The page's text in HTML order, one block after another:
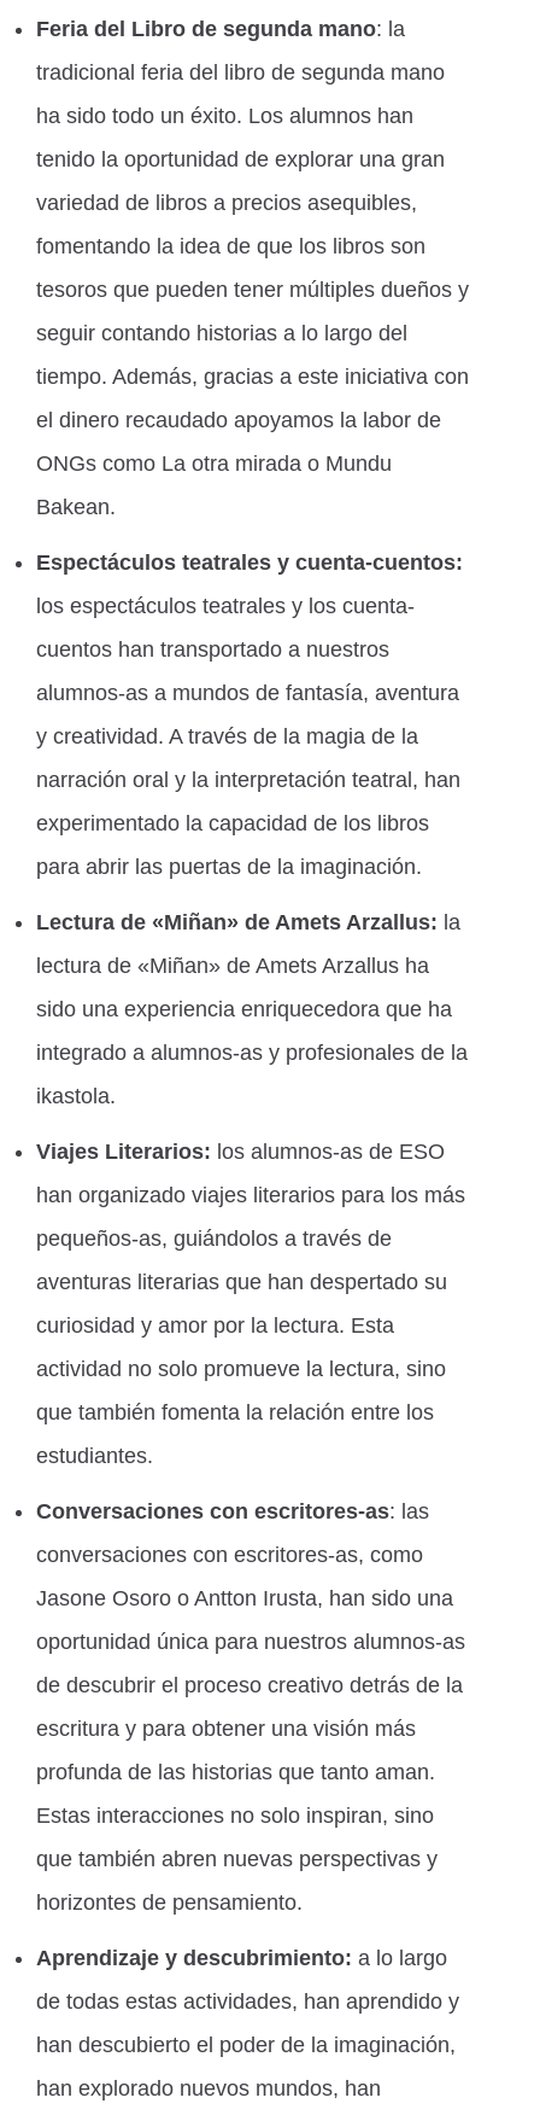
Feria del Libro de segunda mano: la
tradicional feria del libro de segunda mano
ha sido todo un éxito. Los alumnos han
tenido la oportunidad de explorar una gran
variedad de libros a precios asequibles,
fomentando la idea de que los libros son
tesoros que pueden tener múltiples dueños y
seguir contando historias a lo largo del
tiempo. Además, gracias a este iniciativa con
el dinero recaudado apoyamos la labor de
ONGs como La otra mirada o Mundu
Bakean.
Espectáculos teatrales y cuenta-cuentos:
los espectáculos teatrales y los cuenta-
cuentos han transportado a nuestros
alumnos-as a mundos de fantasía, aventura
y creatividad. A través de la magia de la
narración oral y la interpretación teatral, han
experimentado la capacidad de los libros
para abrir las puertas de la imaginación.
Lectura de «Miñan» de Amets Arzallus: la
lectura de «Miñan» de Amets Arzallus ha
sido una experiencia enriquecedora que ha
integrado a alumnos-as y profesionales de la
ikastola.
Viajes Literarios: los alumnos-as de ESO
han organizado viajes literarios para los más
pequeños-as, guiándolos a través de
aventuras literarias que han despertado su
curiosidad y amor por la lectura. Esta
actividad no solo promueve la lectura, sino
que también fomenta la relación entre los
estudiantes.
Conversaciones con escritores-as: las
conversaciones con escritores-as, como
Jasone Osoro o Antton Irusta, han sido una
oportunidad única para nuestros alumnos-as
de descubrir el proceso creativo detrás de la
escritura y para obtener una visión más
profunda de las historias que tanto aman.
Estas interacciones no solo inspiran, sino
que también abren nuevas perspectivas y
horizontes de pensamiento.
Aprendizaje y descubrimiento: a lo largo
de todas estas actividades, han aprendido y
han descubierto el poder de la imaginación,
han explorado nuevos mundos, han